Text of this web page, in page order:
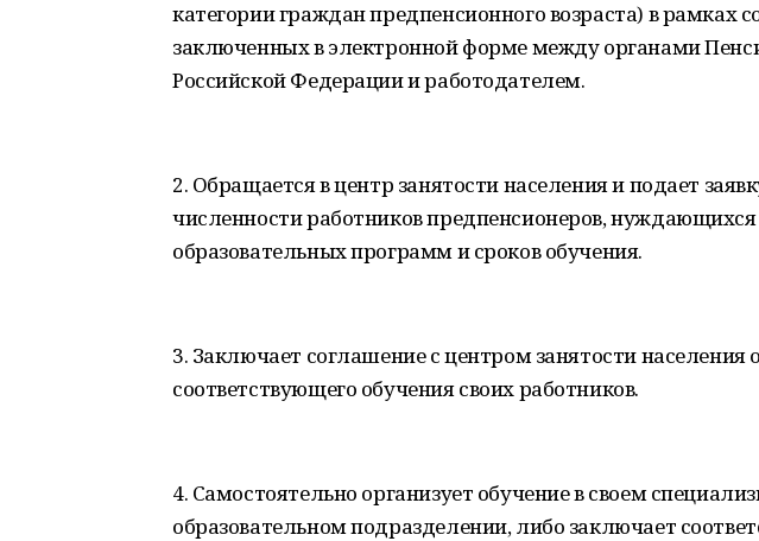
категории граждан предпенсионного возраста) в рамках
заключенных в электронной форме между органами
Российской Федерации и работодателем.
2. Обращается в центр занятости населения и подает
численности работников предпенсионеров, нуждающихся
образовательных программ и сроков обучения.
3. Заключает соглашение с центром занятости населения
соответствующего обучения своих работников.
4. Самостоятельно организует обучение в своем
образовательном подразделении, либо заключает